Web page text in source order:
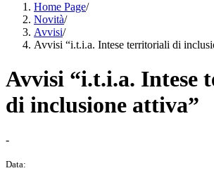
Home Page/
Novità/
Avvisi/
Avvisi “i.t.i.a. Intese territoriali di
Avvisi “i.t.i.a. Intese
di inclusione attiva”
-
Data: